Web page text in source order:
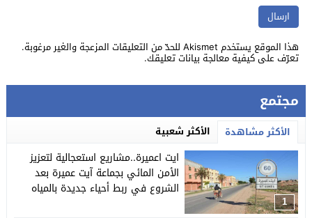
هذا الموقع يستخدم Akismet للحدّ من التعليقات المزعجة والغير مرغوبة.
تعرّف على كيفية معالجة بيانات تعليقك.
مجتمع
الأكثر مشاهدة الأكثر شعبية
1
ايت اعميرة..مشاريع استعجالية لتعزيز
الأمن المائي بجماعة آيت عميرة بعد
الشروع في ربط أحياء جديدة بالمياه